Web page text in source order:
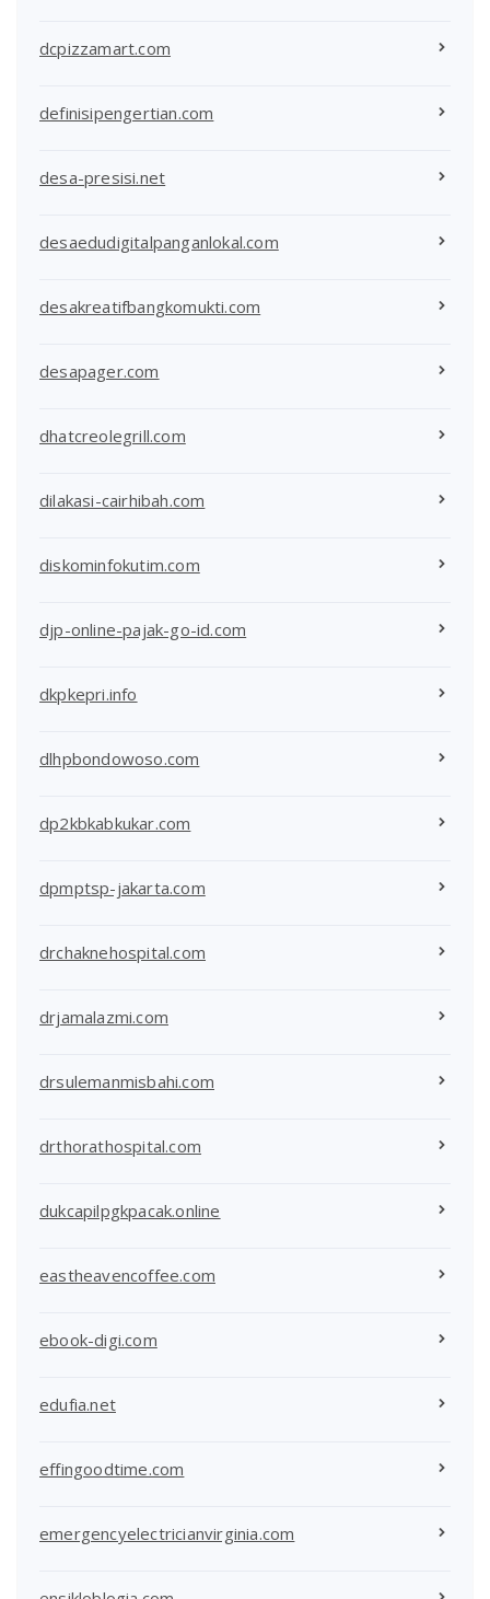
dcpizzamart.com
definisipengertian.com
desa-presisi.net
desaedudigitalpanganlokal.com
desakreatifbangkomukti.com
desapager.com
dhatcreolegrill.com
dilakasi-cairhibah.com
diskominfokutim.com
djp-online-pajak-go-id.com
dkpkepri.info
dlhpbondowoso.com
dp2kbkabkukar.com
dpmptsp-jakarta.com
drchaknehospital.com
drjamalazmi.com
drsulemanmisbahi.com
drthorathospital.com
dukcapilpgkpacak.online
eastheavencoffee.com
ebook-digi.com
edufia.net
effingoodtime.com
emergencyelectricianvirginia.com